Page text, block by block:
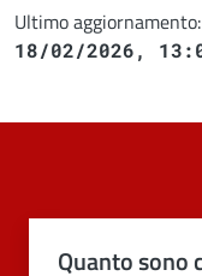
Ultimo aggiornamento:
18/02/2026,
Quanto sono